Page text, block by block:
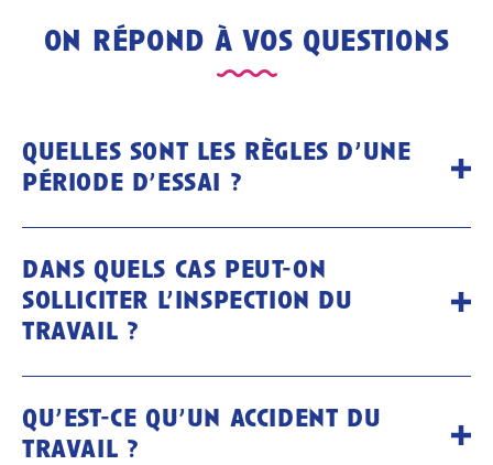
on répond à vos questions
quelles sont les règles d’une
période d’essai ?
dans quels cas peut-on
solliciter l’inspection du
travail ?
qu’est-ce qu’un accident du
travail ?